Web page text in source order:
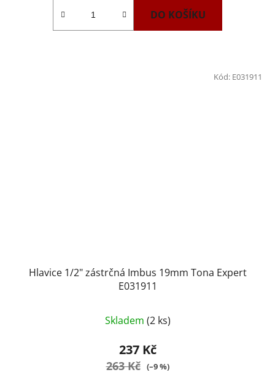
DO KOŠÍKU
Hlavice 1/2" zástrčná Imbus 19mm Tona Expert
E031911
Skladem (2 ks)
237 Kč
263 Kč (–9 %)
Kód: E031911